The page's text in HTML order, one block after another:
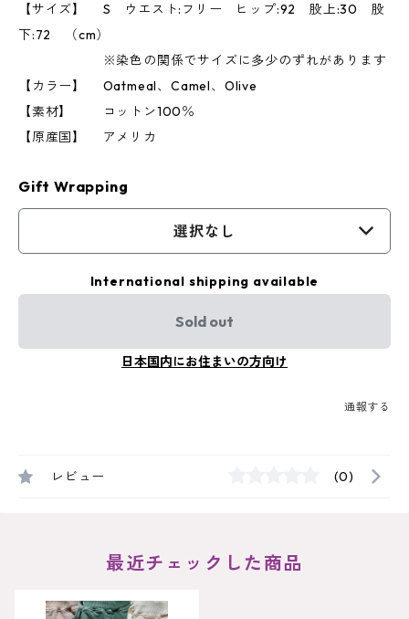
【サイズ】 S ウエスト:フリー ヒップ:92 股上:30 股
下:72 （cm）
※染色の関係でサイズに多少のずれがあります
【カラー】 Oatmeal、Camel、Olive
【素材】 コットン100％
【原産国】 アメリカ
Gift Wrapping
選択なし
International shipping available
Sold out
日本国内にお住まいの方向け
通報する
レビュー (0)
最近チェックした商品